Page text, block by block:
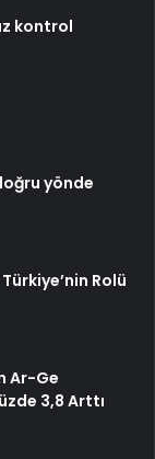
kontrol
yönde
Rolü
Ar-Ge
3,8 Arttı